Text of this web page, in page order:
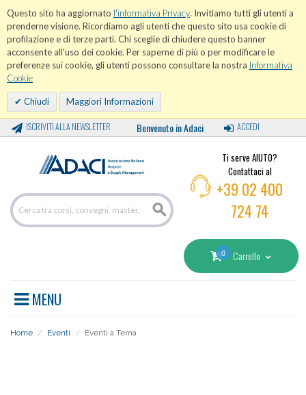
Questo sito ha aggiornato l'informativa Privacy. Invitiamo tutti gli utenti a
prenderne visione. Ricordiamo agli utenti che questo sito usa cookie di
profilazione e di terze parti. Chi sceglie di chiudere questo banner
acconsente all'uso dei cookie. Per saperne di più o per modificare le
preferenze sui cookie, gli utenti possono consultare la nostra Informativa
Cookie
Chiudi Maggiori Informazioni
ISCRIVITI ALLA NEWSLETTER Benvenuto in Adaci ACCEDI
Ti serve AIUTO?
Contattaci al
+39 02 400
724 74
0 Carrello
MENU
Home / Eventi / Eventi a Tema